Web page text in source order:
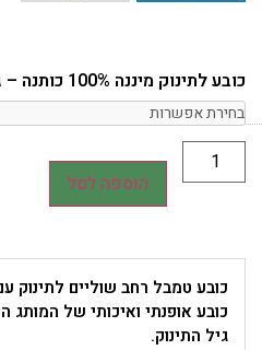
כובע לתינוק מיננה 100% כותנה – ג'ינס כחול
הוספה לסל
כובע טמבל רחב שוליים לתינוק
כובע אופנתי ואיכותי של המותג
גיל התינוק.